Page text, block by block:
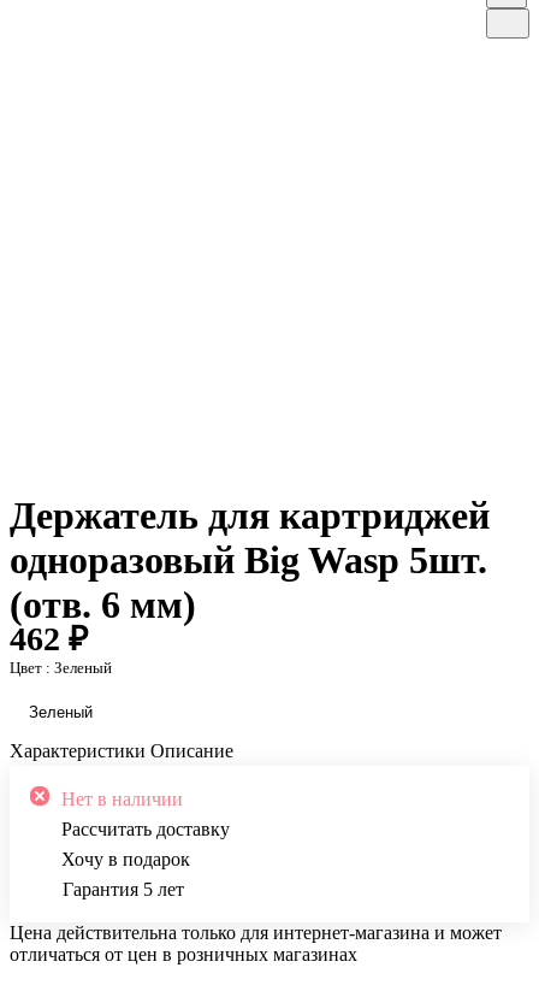
Держатель для картриджей
одноразовый Big Wasp 5шт.
(отв. 6 мм)
462 ₽
Цвет : Зеленый
Зеленый
Характеристики Описание
Нет в наличии
Рассчитать доставку
Хочу в подарок
Гарантия 5 лет
Цена действительна только для интернет-магазина и может
отличаться от цен в розничных магазинах